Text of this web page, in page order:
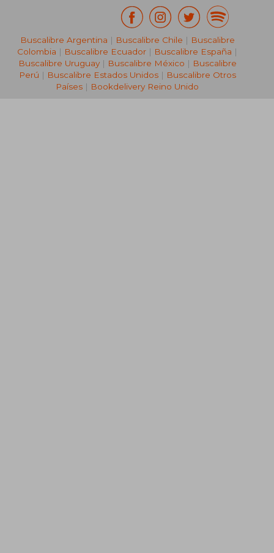
Buscalibre Argentina | Buscalibre Chile | Buscalibre
Colombia | Buscalibre Ecuador | Buscalibre España |
Buscalibre Uruguay| Buscalibre México | Buscalibre
Perú | Buscalibre Estados Unidos| Buscalibre Otros
Países | Bookdelivery Reino Unido